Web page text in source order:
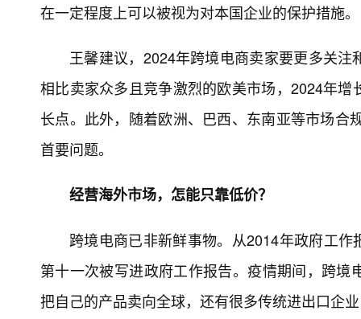
在一定程度上可以被视为对本国企业的保护措施。
王馨建议，2024年跨境电商卖家要更多关
相比卖家众多且竞争激烈的欧美市场，2024年
长点。此外，随着欧洲、巴西、东南亚等市场
首要问题。
经营海外市场，怎能只靠低价？
跨境电商已非新鲜事物。从2014年政府工
第十一次被写进政府工作报告。疫情期间，跨
把自己的产品卖向全球，还有很多传统进出口企